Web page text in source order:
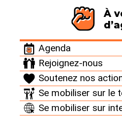
À
Agenda
Rejoignez-nous
Soutenez nos
Se mobiliser sur le
Se mobiliser sur